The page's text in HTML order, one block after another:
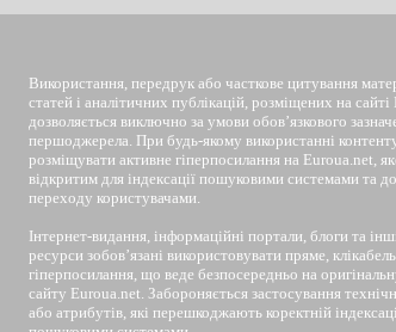
Використання, передрук або часткове цитування
статей і аналітичних публікацій, розміщених на
дозволяється виключно за умови обов’язкового
першоджерела. При будь-якому використанні
розміщувати активне гіперпосилання на Euroua.net,
відкритим для індексації пошуковими системами та
переходу користувачами.
Інтернет-видання, інформаційні портали, блоги та
ресурси зобов’язані використовувати пряме,
гіперпосилання, що веде безпосередньо на
сайту Euroua.net. Забороняється застосування
або атрибутів, які перешкоджають коректній